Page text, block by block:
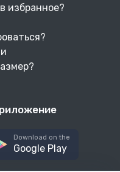
избранное?
Download on the
Google Play